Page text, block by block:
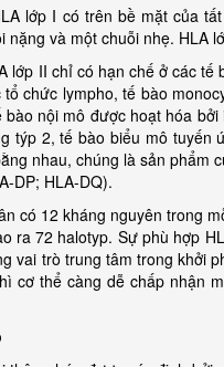
có trên bề mặt của tất cả
nặng và một chuỗi nhẹ. HLA
chỉ có hạn chế ở các tế
chức lympho, tế bào
nội mô được hoạt hóa
týp 2, tế bào biểu mô tuyến
nhau, chúng là sản phẩm
DP; HLA-DQ).
kháng nguyên trong mỗi
ra 72 halotyp. Sự phù hợp
vai trò trung tâm trong khởi
cơ thể càng dễ chấp nhận